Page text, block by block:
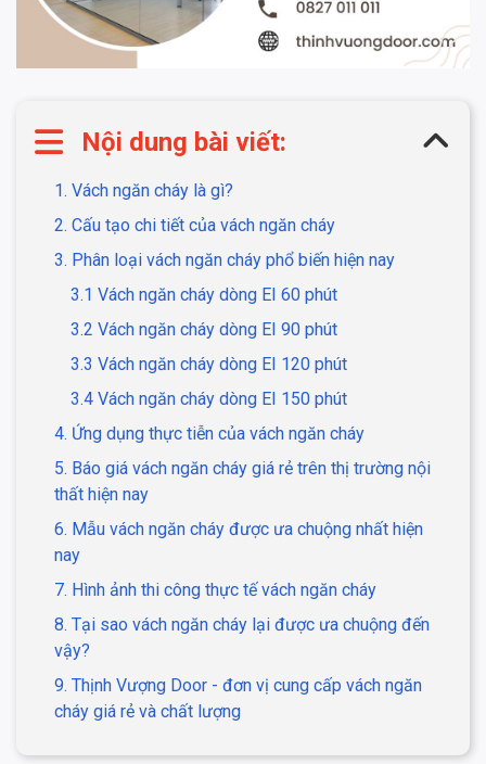
Nội dung bài viết:
1. Vách ngăn cháy là gì?
2. Cấu tạo chi tiết của vách ngăn cháy
3. Phân loại vách ngăn cháy phổ biến hiện nay
3.1 Vách ngăn cháy dòng EI 60 phút
3.2 Vách ngăn cháy dòng EI 90 phút
3.3 Vách ngăn cháy dòng EI 120 phút
3.4 Vách ngăn cháy dòng EI 150 phút
4. Ứng dụng thực tiễn của vách ngăn cháy
5. Báo giá vách ngăn cháy giá rẻ trên thị trường nội
thất hiện nay
6. Mẫu vách ngăn cháy được ưa chuộng nhất hiện
nay
7. Hình ảnh thi công thực tế vách ngăn cháy
8. Tại sao vách ngăn cháy lại được ưa chuộng đến
vậy?
9. Thịnh Vượng Door - đơn vị cung cấp vách ngăn
cháy giá rẻ và chất lượng